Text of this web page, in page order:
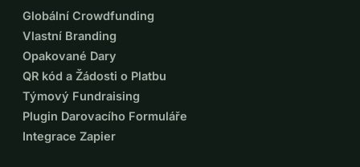
Globální Crowdfunding
Vlastní Branding
Opakované Dary
QR kód a Žádosti o Platbu
Týmový Fundraising
Plugin Darovacího Formuláře
Integrace Zapier